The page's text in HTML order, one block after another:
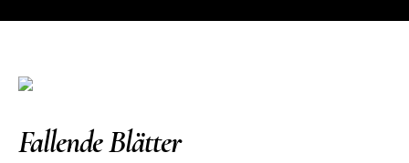
Fallende Blätter